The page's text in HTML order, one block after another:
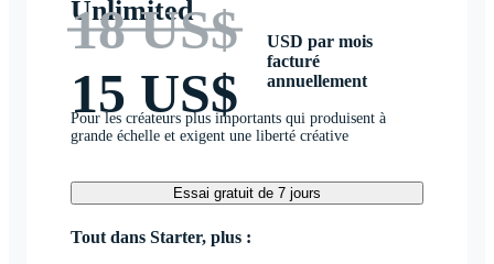
Unlimited
18 US$
15 US$
USD par mois
facturé
annuellement
Pour les créateurs plus importants qui produisent à
grande échelle et exigent une liberté créative
Essai gratuit de 7 jours
Tout dans Starter, plus :